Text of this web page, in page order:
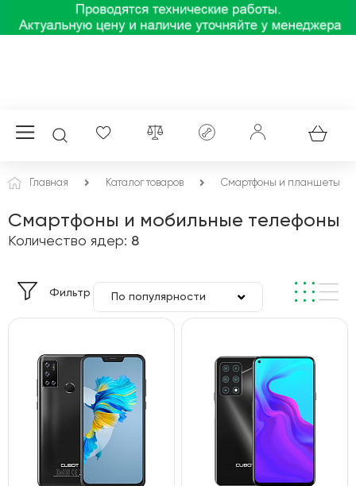
Главная Каталог товаров Смартфоны и планшеты
Смартфоны и мобильные телефоны
Количество ядер: 8
Фильтр
По алфавиту
По популярности